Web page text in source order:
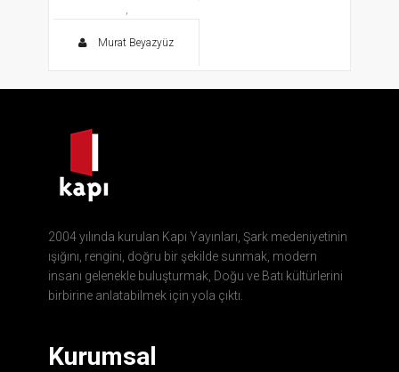
,
Murat Beyazyüz
2004 yılında kurulan Kapı Yayınları, Şark medeniyetinin
ışığını, rengini, doğru bir şekilde sunmak, modern
insanı gelenekle buluşturmak, Doğu ve Batı kültürlerini
birbirine anlatabilmek için yola çıktı.
Kurumsal